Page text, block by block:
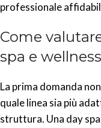
professionale
Come
spa e wellness
La prima domanda
quale linea sia più
struttura. Una day